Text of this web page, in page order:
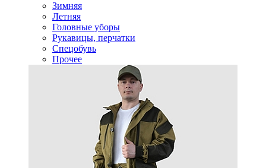
Зимняя
Летняя
Головные уборы
Рукавицы, перчатки
Спецобувь
Прочее